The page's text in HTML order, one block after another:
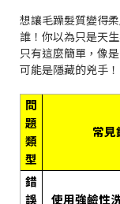
想讓毛躁髮質變得
誰！你以為只是天
只有這麼簡單，像
可能是隱藏的兇手！
問
題
類
型
常見
錯
誤
使用強鹼性